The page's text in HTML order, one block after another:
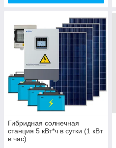
Гибридная солнечная
станция 5 кВт*ч в сутки (1 кВт
в час)